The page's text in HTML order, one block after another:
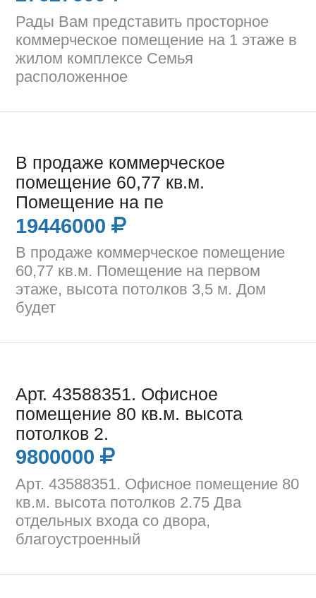
Рады Вам представить просторное
коммерческое помещение на 1 этаже в
жилом комплексе Семья
расположенное
В продаже коммерческое
помещение 60,77 кв.м.
Помещение на пе
19446000
В продаже коммерческое помещение
60,77 кв.м. Помещение на первом
этаже, высота потолков 3,5 м. Дом
будет
Арт. 43588351. Офисное
помещение 80 кв.м. высота
потолков 2.
9800000
Арт. 43588351. Офисное помещение 80
кв.м. высота потолков 2.75 Два
отдельных входа со двора,
благоустроенный